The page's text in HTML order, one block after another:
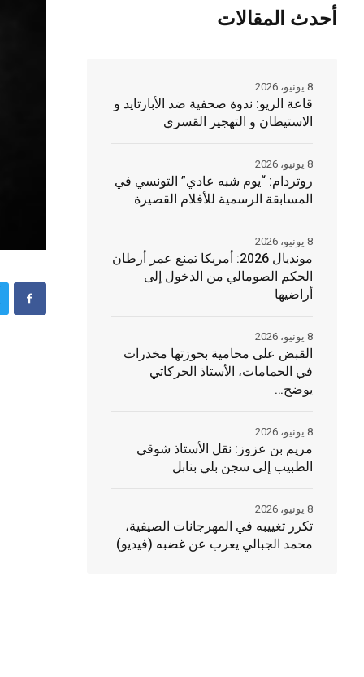
أحدث المقالات
قاعة الريو: ندوة صحفية ضد الأبارتايد و
الاستيطان و التهجير القسري
8 يونيو، 2026
روتردام: “يوم شبه عادي” التونسي في
المسابقة الرسمية للأفلام القصيرة
8 يونيو، 2026
مونديال 2026: أمريكا تمنع عمر أرطان
الحكم الصومالي من الدخول إلى
أراضيها
8 يونيو، 2026
القبض على محامية بحوزتها مخدرات
في الحمامات، الأستاذ الحركاتي
يوضح…
8 يونيو، 2026
مريم بن عزوز: نقل الأستاذ شوقي
الطبيب إلى سجن بلي بنابل
8 يونيو، 2026
تكرر تغييبه في المهرجانات الصيفية،
محمد الجبالي يعرب عن غضبه (فيديو)
8 يونيو، 2026